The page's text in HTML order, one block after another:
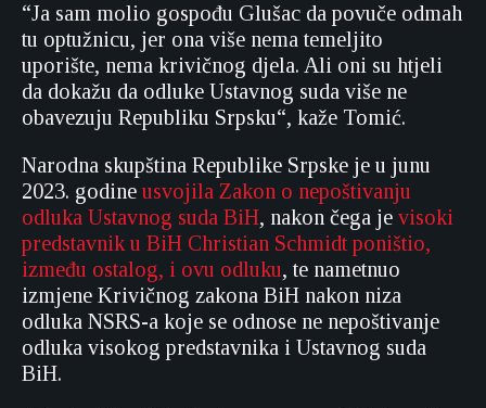
“Ja sam molio gospođu Glušac da povuče odmah
tu optužnicu, jer ona više nema temeljito
uporište, nema krivičnog djela. Ali oni su htjeli
da dokažu da odluke Ustavnog suda više ne
obavezuju Republiku Srpsku“, kaže Tomić.
Narodna skupština Republike Srpske je u junu
2023. godine usvojila Zakon o nepoštivanju
odluka Ustavnog suda BiH, nakon čega je visoki
predstavnik u BiH Christian Schmidt poništio,
između ostalog, i ovu odluku, te nametnuo
izmjene Krivičnog zakona BiH nakon niza
odluka NSRS-a koje se odnose ne nepoštivanje
odluka visokog predstavnika i Ustavnog suda
BiH.